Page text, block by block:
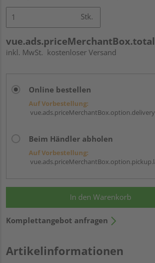
Stk.
vue.ads.priceMerchantBox.total
inkl. MwSt. kostenloser Versand
Online bestellen
Auf Vorbestellung:
Beim Händler abholen
Auf Vorbestellung:
In den Warenkorb
Komplettangebot anfragen
Artikelinformationen